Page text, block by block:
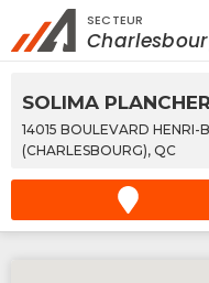
Rechercher à
Services
SECTEUR
SOLIMA
14015 BOULEVARD HENRI-
(CHARLESBOURG), QC